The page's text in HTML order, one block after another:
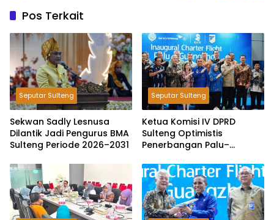
Pos Terkait
Seputar Sulteng
Sekwan Sadly Lesnusa
Dilantik Jadi Pengurus BMA
Sulteng Periode 2026–2031
Seputar Sulteng
Ketua Komisi IV DPRD
Sulteng Optimistis
Penerbangan Palu–
Ekspor dan Pariwisata